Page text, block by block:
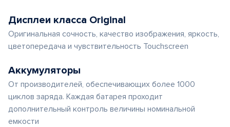
Дисплеи класса Original
Оригинальная сочность, качество изображения, яркость,
цветопередача и чувствительность Touchscreen
Аккумуляторы
От производителей, обеспечивающих более 1000
циклов заряда. Каждая батарея проходит
дополнительный контроль величины номинальной
емкости